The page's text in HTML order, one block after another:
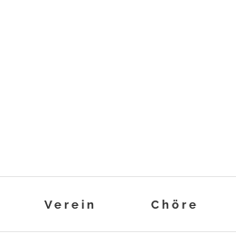
Verein Chöre